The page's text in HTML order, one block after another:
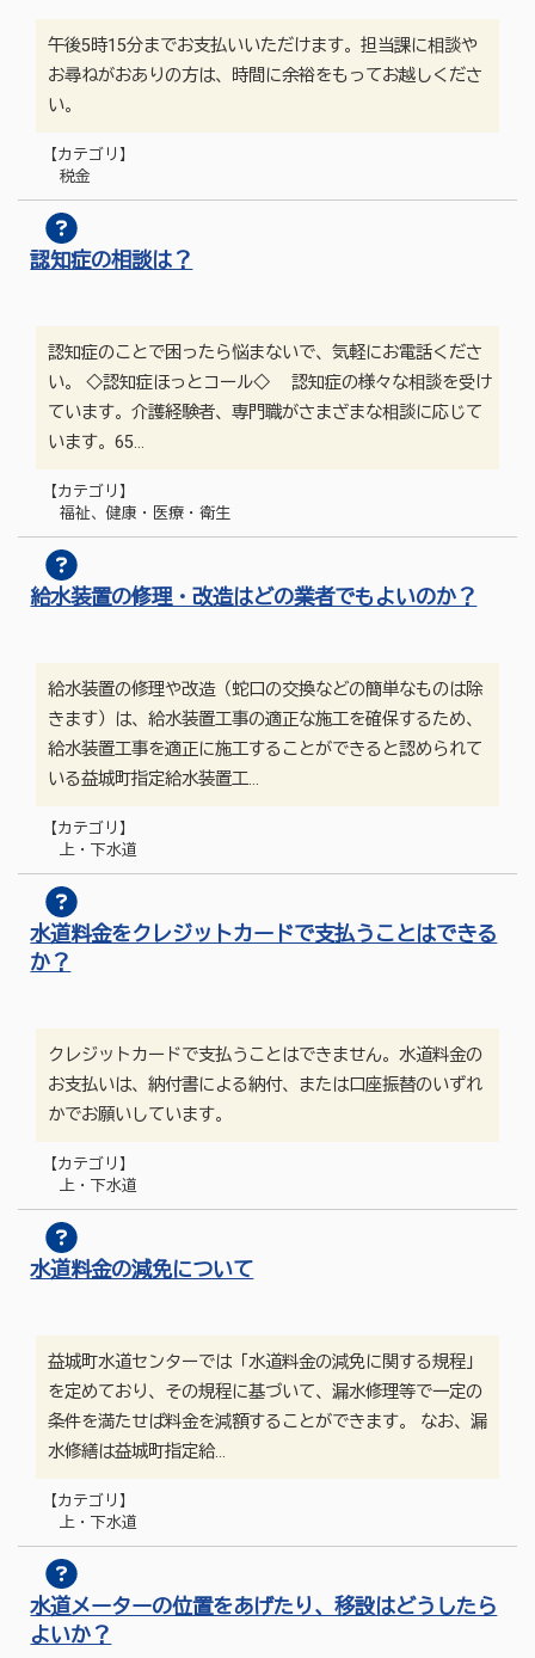
午後5時15分までお支払いいただけます。担当課に相談や
お尋ねがおありの方は、時間に余裕をもってお越しくださ
い。
【カテゴリ】
税金
認知症の相談は？
認知症のことで困ったら悩まないで、気軽にお電話くださ
い。 ◇認知症ほっとコール◇ 認知症の様々な相談を受け
ています。介護経験者、専門職がさまざまな相談に応じて
います。65…
【カテゴリ】
福祉、健康・医療・衛生
給水装置の修理・改造はどの業者でもよいのか？
給水装置の修理や改造（蛇口の交換などの簡単なものは除
きます）は、給水装置工事の適正な施工を確保するため、
給水装置工事を適正に施工することができると認められて
いる益城町指定給水装置工…
【カテゴリ】
上・下水道
水道料金をクレジットカードで支払うことはできる
か？
クレジットカードで支払うことはできません。水道料金の
お支払いは、納付書による納付、または口座振替のいずれ
かでお願いしています。
【カテゴリ】
上・下水道
水道料金の減免について
益城町水道センターでは「水道料金の減免に関する規程」
を定めており、その規程に基づいて、漏水修理等で一定の
条件を満たせば料金を減額することができます。 なお、漏
水修繕は益城町指定給…
【カテゴリ】
上・下水道
水道メーターの位置をあげたり、移設はどうしたら
よいか？